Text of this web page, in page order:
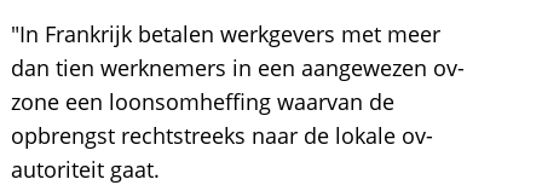
"In Frankrijk betalen werkgevers met meer
dan tien werknemers in een aangewezen ov-
zone een loonsomheffing waarvan de
opbrengst rechtstreeks naar de lokale ov-
autoriteit gaat.